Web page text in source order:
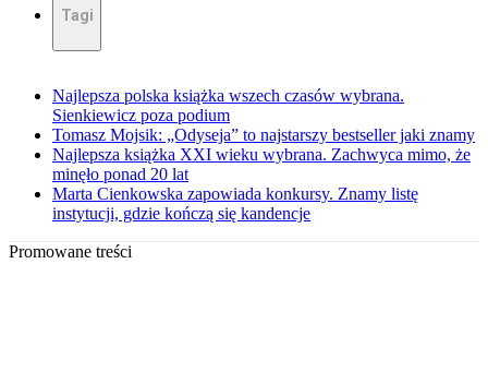
Tagi
Najlepsza polska książka wszech czasów wybrana.
Sienkiewicz poza podium
Tomasz Mojsik: „Odyseja” to najstarszy bestseller jaki znamy
Najlepsza książka XXI wieku wybrana. Zachwyca mimo, że
minęło ponad 20 lat
Marta Cienkowska zapowiada konkursy. Znamy listę
instytucji, gdzie kończą się kandencje
Promowane treści